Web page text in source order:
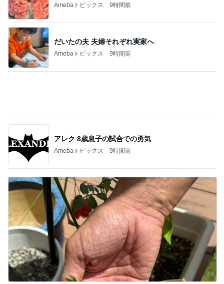
Amebaトピックス 9時間前
原田龍二の妻 収穫した甘いトマト
Amebaトピックス 10時間前
記事を読む